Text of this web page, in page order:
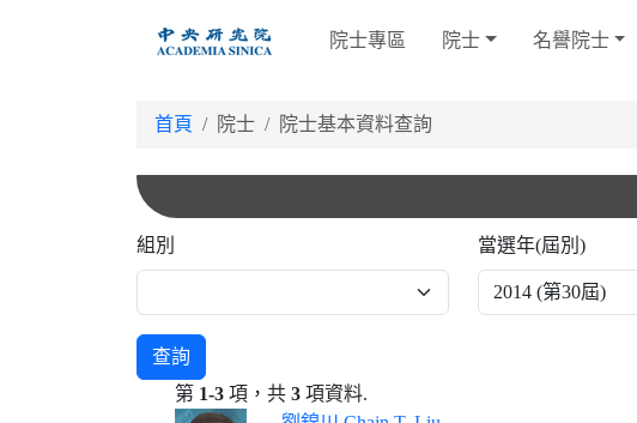
院士專區 院士 名譽院士
首頁 院士 院士基本資料查詢
組別 當選年(屆別)
查詢
第 1-3 項，共 3 項資料.